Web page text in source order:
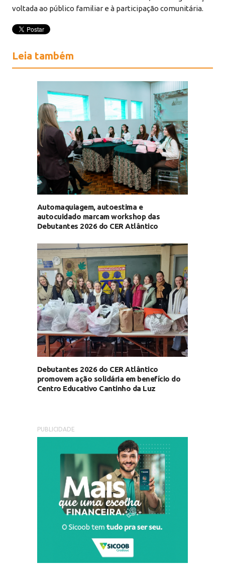
voltada ao público familiar e à participação comunitária.
Leia também
Automaquiagem, autoestima e
autocuidado marcam workshop das
Debutantes 2026 do CER Atlântico
Debutantes 2026 do CER Atlântico
promovem ação solidária em benefício do
Centro Educativo Cantinho da Luz
PUBLICIDADE